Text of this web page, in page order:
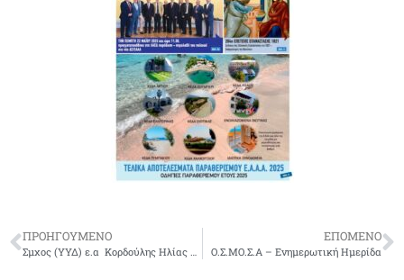
ΠΡΟΗΓΟΥΜΕΝΟ ΕΠΟΜΕΝΟ
Ο.Σ.ΜΟ.Σ.Α – Ενημερωτική Ημερίδα